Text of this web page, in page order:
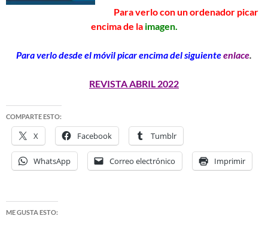
Para verlo con un ordenador picar
encima de la imagen.
Para verlo desde el móvil picar encima del siguienteenlace.
REVISTA ABRIL 2022
COMPARTE ESTO:
X Facebook Tumblr
WhatsApp Correo electrónico Imprimir
ME GUSTA ESTO: